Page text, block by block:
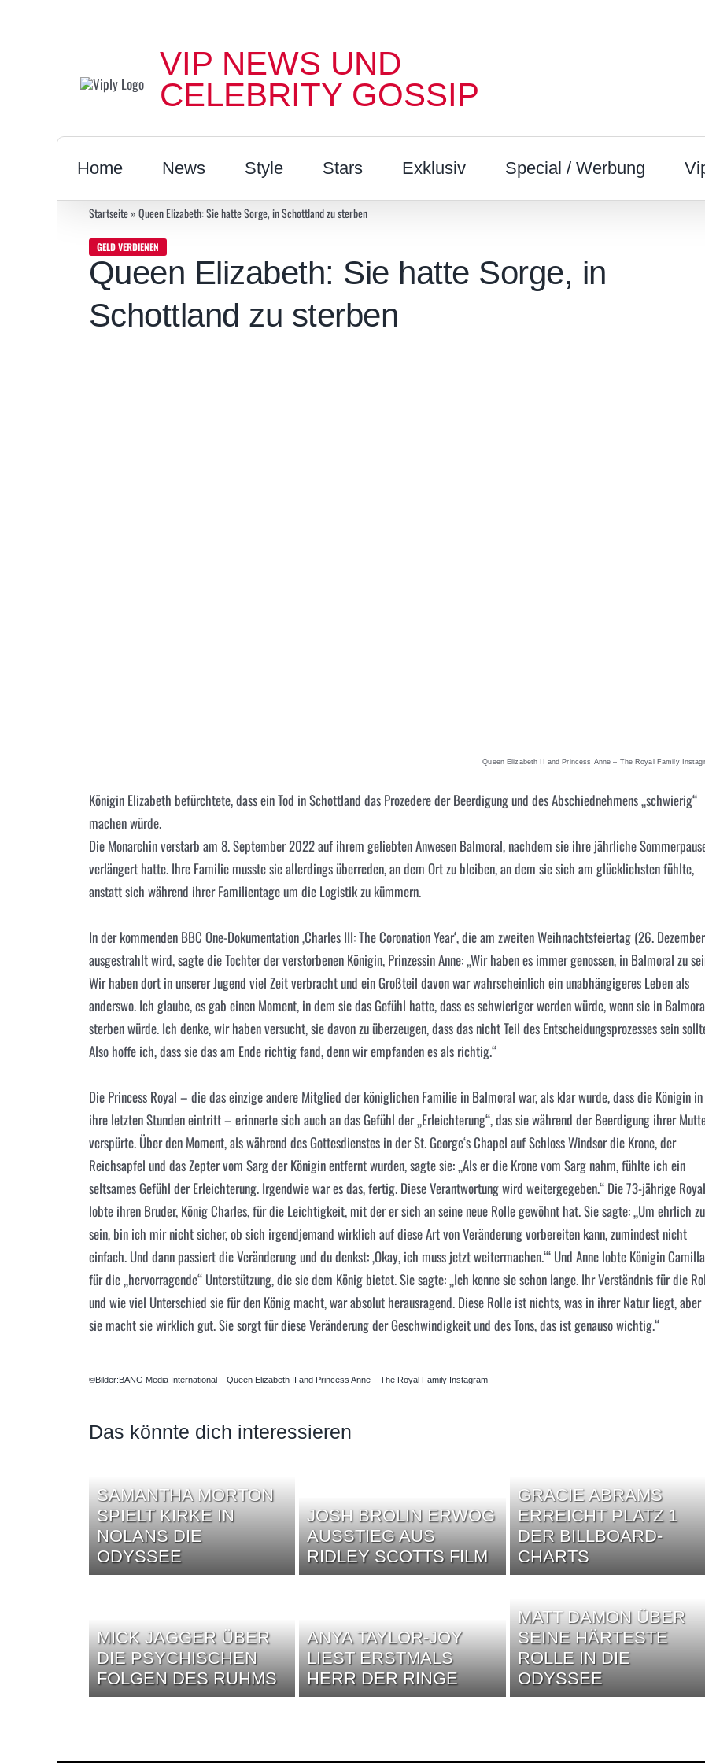
VIP NEWS UND
CELEBRITY GOSSIP
Home News Style Stars Exklusiv Special / Werbung
Startseite»Queen Elizabeth: Sie hatte Sorge, in Schottland zu sterben
GELD VERDIENEN
Queen Elizabeth: Sie hatte Sorge, in
Schottland zu sterben
Queen Elizabeth II and Princess Anne – The Royal Family
Königin Elizabeth befürchtete, dass ein Tod in Schottland das Prozedere der Beerdigung und des Abschiednehmens „schwierig“
machen würde.
Die Monarchin verstarb am 8. September 2022 auf ihrem geliebten Anwesen Balmoral, nachdem sie ihre jährliche
verlängert hatte. Ihre Familie musste sie allerdings überreden, an dem Ort zu bleiben, an dem sie sich am glücklichsten fühlte,
anstatt sich während ihrer Familientage um die Logistik zu kümmern.
In der kommenden BBC One-Dokumentation ‚Charles III: The Coronation Year‘, die am zweiten Weihnachtsfeiertag (26.
ausgestrahlt wird, sagte die Tochter der verstorbenen Königin, Prinzessin Anne: „Wir haben es immer genossen, in Balmoral zu
Wir haben dort in unserer Jugend viel Zeit verbracht und ein Großteil davon war wahrscheinlich ein unabhängigeres Leben als
anderswo. Ich glaube, es gab einen Moment, in dem sie das Gefühl hatte, dass es schwieriger werden würde, wenn sie in
sterben würde. Ich denke, wir haben versucht, sie davon zu überzeugen, dass das nicht Teil des Entscheidungsprozesses sein
Also hoffe ich, dass sie das am Ende richtig fand, denn wir empfanden es als richtig.“
Die Princess Royal – die das einzige andere Mitglied der königlichen Familie in Balmoral war, als klar wurde, dass die Königin in
ihre letzten Stunden eintritt – erinnerte sich auch an das Gefühl der „Erleichterung“, das sie während der Beerdigung ihrer
verspürte. Über den Moment, als während des Gottesdienstes in der St. George‘s Chapel auf Schloss Windsor die Krone, der
Reichsapfel und das Zepter vom Sarg der Königin entfernt wurden, sagte sie: „Als er die Krone vom Sarg nahm, fühlte ich ein
seltsames Gefühl der Erleichterung. Irgendwie war es das, fertig. Diese Verantwortung wird weitergegeben.“ Die 73-jährige Royal
lobte ihren Bruder, König Charles, für die Leichtigkeit, mit der er sich an seine neue Rolle gewöhnt hat. Sie sagte: „Um ehrlich zu
sein, bin ich mir nicht sicher, ob sich irgendjemand wirklich auf diese Art von Veränderung vorbereiten kann, zumindest nicht
einfach. Und dann passiert die Veränderung und du denkst: ‚Okay, ich muss jetzt weitermachen.‘“ Und Anne lobte Königin Camilla
für die „hervorragende“ Unterstützung, die sie dem König bietet. Sie sagte: „Ich kenne sie schon lange. Ihr Verständnis für die
und wie viel Unterschied sie für den König macht, war absolut herausragend. Diese Rolle ist nichts, was in ihrer Natur liegt, aber
sie macht sie wirklich gut. Sie sorgt für diese Veränderung der Geschwindigkeit und des Tons, das ist genauso wichtig.“
©Bilder:BANG Media International – Queen Elizabeth II and Princess Anne – The Royal Family Instagram
Das könnte dich interessieren
SAMANTHA MORTON
SPIELT KIRKE IN
NOLANS DIE
ODYSSEE
JOSH BROLIN ERWOG
AUSSTIEG AUS
RIDLEY SCOTTS FILM
GRACIE ABRAMS
ERREICHT PLATZ 1
DER BILLBOARD-
CHARTS
MICK JAGGER ÜBER
DIE PSYCHISCHEN
FOLGEN DES RUHMS
ANYA TAYLOR-JOY
LIEST ERSTMALS
HERR DER RINGE
MATT DAMON ÜBER
SEINE HÄRTESTE
ROLLE IN DIE
ODYSSEE